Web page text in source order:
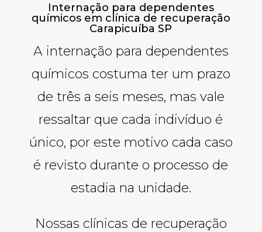
Internação para dependentes
químicos em clínica de recuperação
Carapicuíba SP
A internação para dependentes
químicos costuma ter um prazo
de três a seis meses, mas vale
ressaltar que cada indivíduo é
único, por este motivo cada caso
é revisto durante o processo de
estadia na unidade.
Nossas clínicas de recuperação